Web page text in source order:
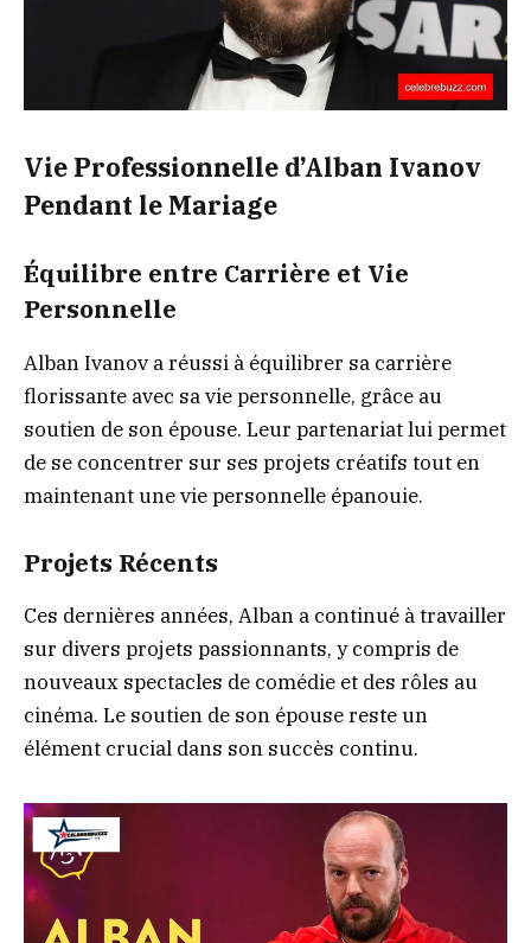
Vie Professionnelle d’Alban Ivanov
Pendant le Mariage
Équilibre entre Carrière et Vie
Personnelle
Alban Ivanov a réussi à équilibrer sa carrière
florissante avec sa vie personnelle, grâce au
soutien de son épouse. Leur partenariat lui permet
de se concentrer sur ses projets créatifs tout en
maintenant une vie personnelle épanouie.
Projets Récents
Ces dernières années, Alban a continué à travailler
sur divers projets passionnants, y compris de
nouveaux spectacles de comédie et des rôles au
cinéma. Le soutien de son épouse reste un
élément crucial dans son succès continu.